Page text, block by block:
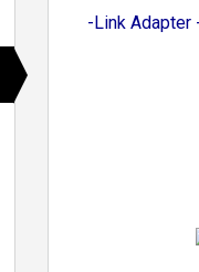
-Link Adapter